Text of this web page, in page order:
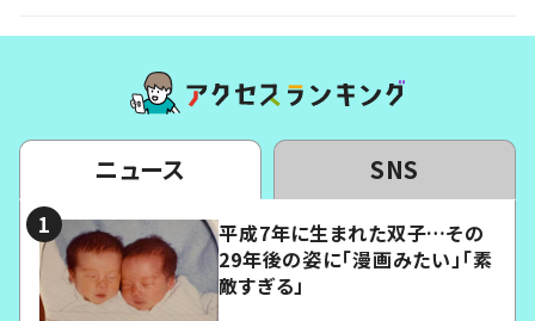
ニュース SNS
平成7年に生まれた双子…その
29年後の姿に「漫画みたい」「素
敵すぎる」